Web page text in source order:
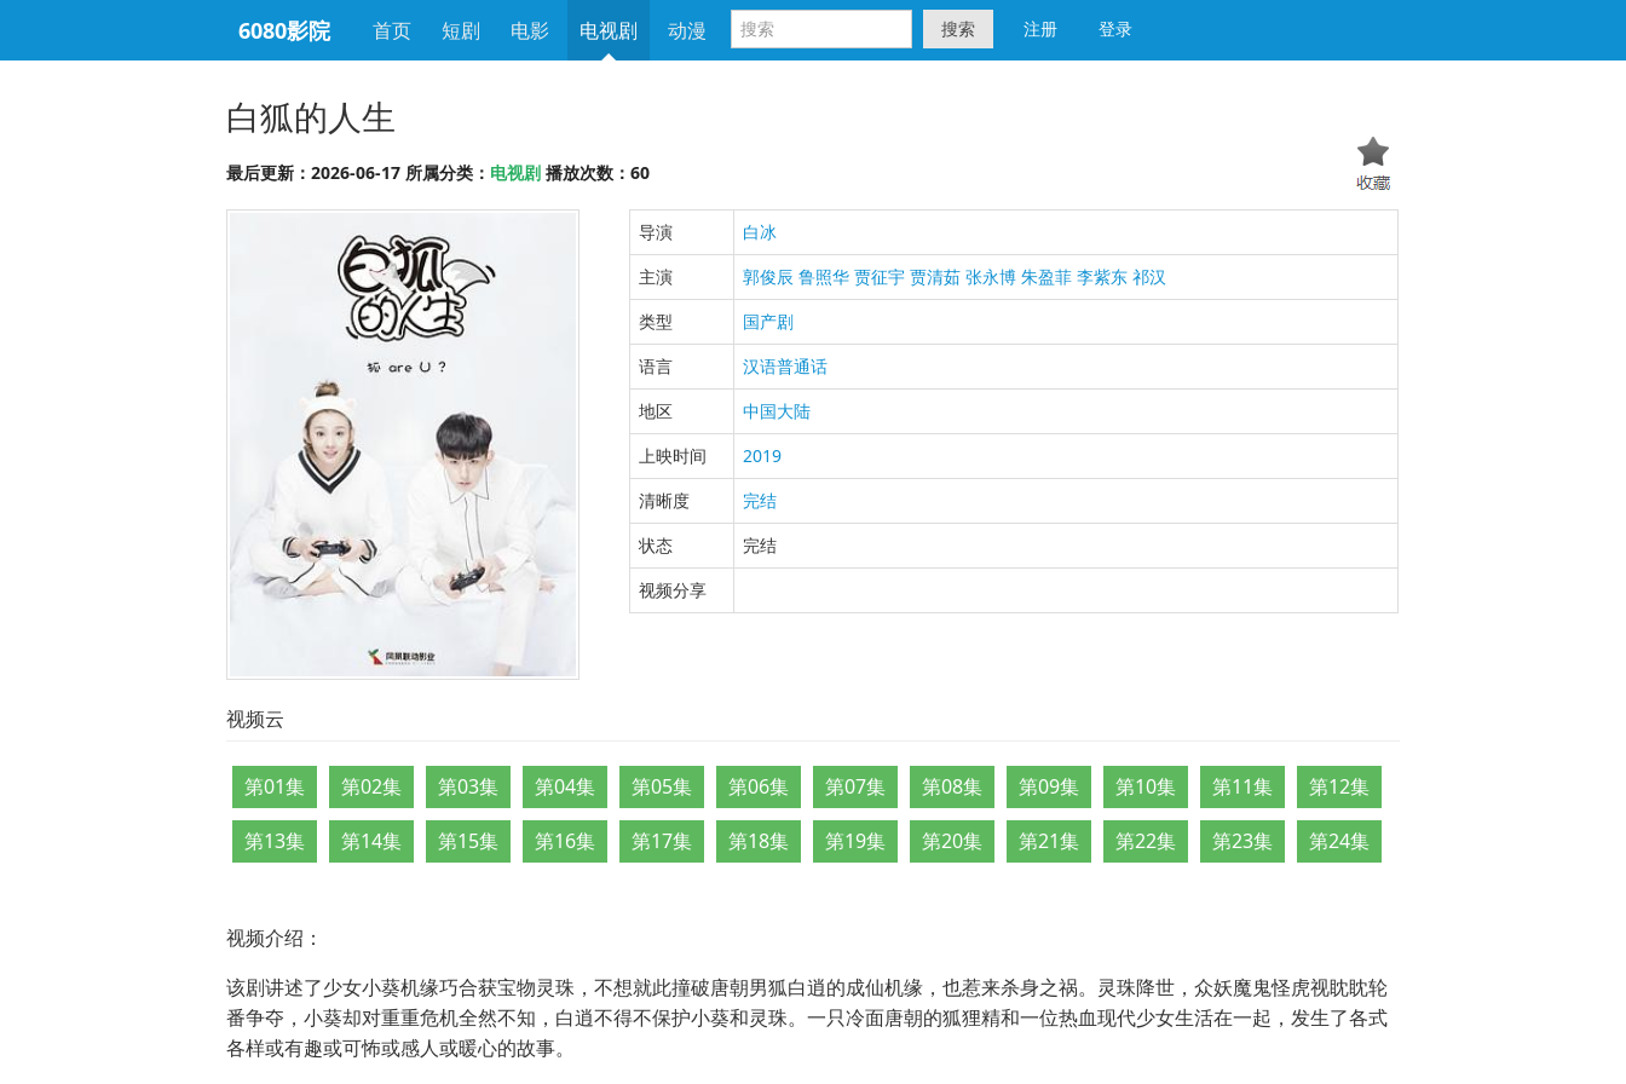
6080影院 首页 短剧 电影 电视剧 动漫 搜索 注册 登录
白狐的人生
最后更新：2026-06-17 所属分类： 电视剧 播放次数：60
导演
白冰
主演
郭俊辰 鲁照华 贾征宇 贾清茹 张永博 朱盈菲 李紫东 祁汉
类型
国产剧
语言
汉语普通话
地区
中国大陆
上映时间
2019
清晰度
完结
状态
完结
视频分享
视频云
第01集 第02集 第03集 第04集 第05集 第06集 第07集 第08集 第09集 第10集 第11集 第12集
第13集 第14集 第15集 第16集 第17集 第18集 第19集 第20集 第21集 第22集 第23集 第24集
视频介绍：
该剧讲述了少女小葵机缘巧合获宝物灵珠，不想就此撞破唐朝男狐白逍的成仙机缘，也惹来杀身之祸。灵珠降世，众妖魔鬼怪虎视眈眈轮
番争夺，小葵却对重重危机全然不知，白逍不得不保护小葵和灵珠。一只冷面唐朝的狐狸精和一位热血现代少女生活在一起，发生了各式
各样或有趣或可怖或感人或暖心的故事。